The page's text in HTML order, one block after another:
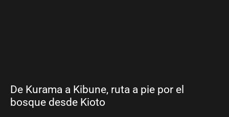
De Kurama a Kibune, ruta a pie por el
bosque desde Kioto